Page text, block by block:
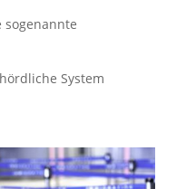
System